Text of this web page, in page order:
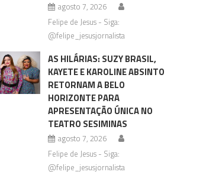
agosto 7, 2026
Felipe de Jesus - Siga:
@felipe_jesusjornalista
AS HILÁRIAS: SUZY BRASIL,
KAYETE E KAROLINE ABSINTO
RETORNAM A BELO
HORIZONTE PARA
APRESENTAÇÃO ÚNICA NO
TEATRO SESIMINAS
agosto 7, 2026
Felipe de Jesus - Siga:
@felipe_jesusjornalista